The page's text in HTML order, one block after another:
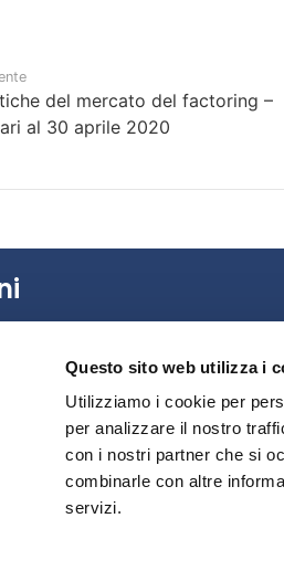
Questo sito web utilizza i
Utilizziamo i cookie per
per analizzare il nostro
con i nostri partner che si
combinarle con altre
servizi.
del mercato del factoring –
al 30 aprile 2020